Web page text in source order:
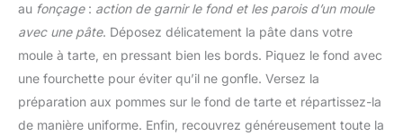
au fonçage: action de garnir le fond et les parois d’un moule
avec une pâte. Déposez délicatement la pâte dans votre
moule à tarte, en pressant bien les bords. Piquez le fond avec
une fourchette pour éviter qu’il ne gonfle. Versez la
préparation aux pommes sur le fond de tarte et répartissez-la
de manière uniforme. Enfin, recouvrez généreusement toute la